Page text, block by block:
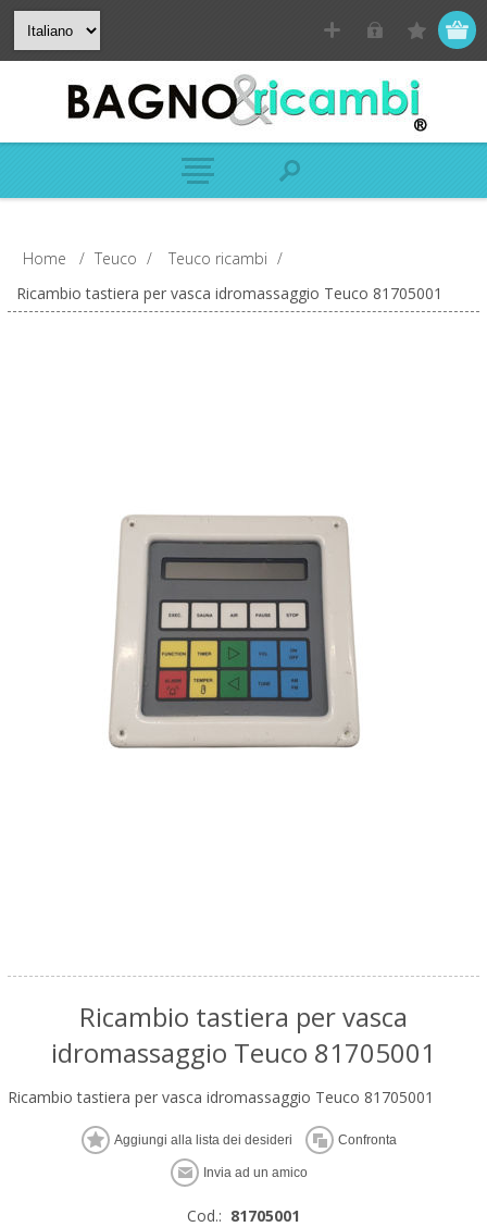
Home / Teuco / Teuco ricambi /
Ricambio tastiera per vasca idromassaggio Teuco 81705001
Ricambio tastiera per vasca
idromassaggio Teuco 81705001
Ricambio tastiera per vasca idromassaggio Teuco 81705001
Cod.: 81705001